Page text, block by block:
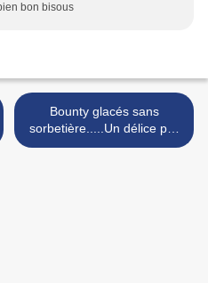
bon bisous
Bounty glacés sans
sorbetière.....Un délice par
ces chaleurs!!!! >